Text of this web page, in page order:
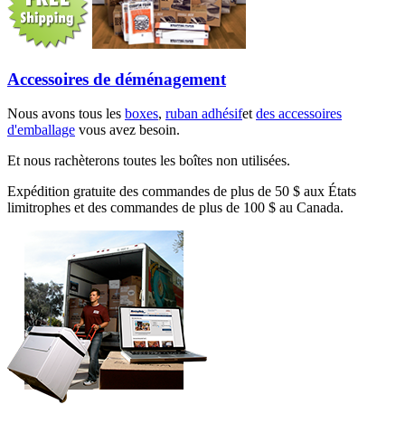
Accessoires de déménagement
Nous avons tous les boxes, ruban adhésifetdes accessoires
d'emballage vous avez besoin.
Et nous rachèterons toutes les boîtes non utilisées.
Expédition gratuite des commandes de plus de 50 $ aux États
limitrophes et des commandes de plus de 100 $ au Canada.